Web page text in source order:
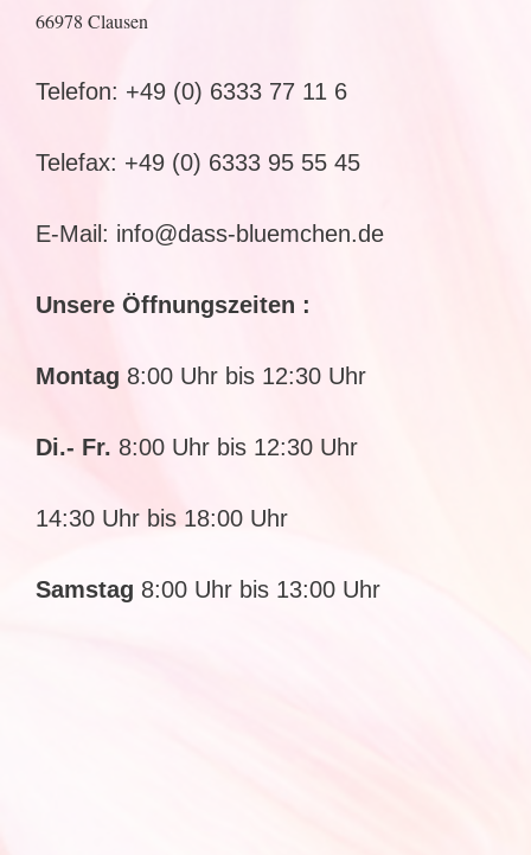
66978 Clausen
Telefon: +49 (0) 6333 77 11 6
Telefax: +49 (0) 6333 95 55 45
E-Mail: info@dass-bluemchen.de
Unsere Öffnungszeiten :
Montag 8:00 Uhr bis 12:30 Uhr
Di.- Fr. 8:00 Uhr bis 12:30 Uhr
14:30 Uhr bis 18:00 Uhr
Samstag 8:00 Uhr bis 13:00 Uhr